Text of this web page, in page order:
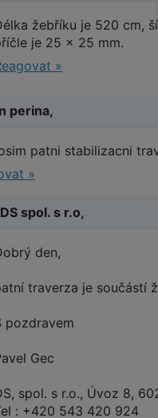
žebříku je 520 cm,
je 25 x 25 mm.
»
perina,
patni stabilizacni
»
DS spol. s r.o,
den,
traverza je součástí
pozdravem
Gec
spol. s r.o., Úvoz 8,
: +420 543 420 924